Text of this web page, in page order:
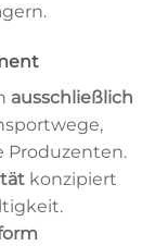
ausschließlich
Produzenten.
konzipiert